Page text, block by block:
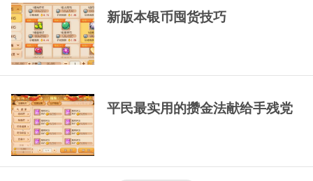
新版本银币囤货技巧
平民最实用的攒金法献给手残党